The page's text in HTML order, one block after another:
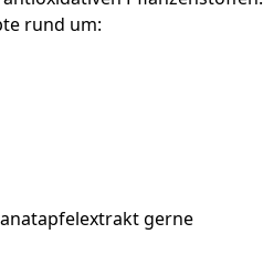
rund um:
gerne